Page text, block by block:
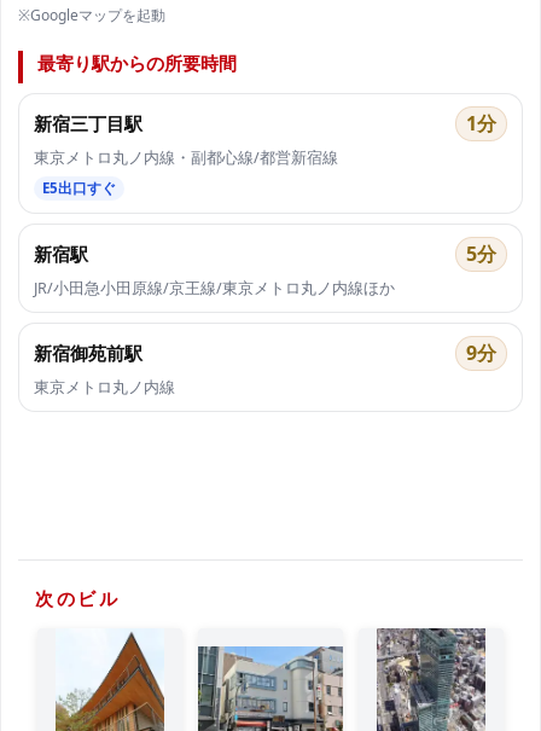
※Googleマップを起動
最寄り駅からの所要時間
新宿三丁目駅 1分
東京メトロ丸ノ内線・副都心線/都営新宿線
E5出口すぐ
新宿駅 5分
JR/小田急小田原線/京王線/東京メトロ丸ノ内線ほか
新宿御苑前駅 9分
東京メトロ丸ノ内線
次のビル